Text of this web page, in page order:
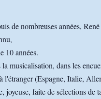
de nombreuses années,
10 années.
musicalisation, dans les
l'étranger (Espagne, Italie,
joyeuse, faite de sélections de